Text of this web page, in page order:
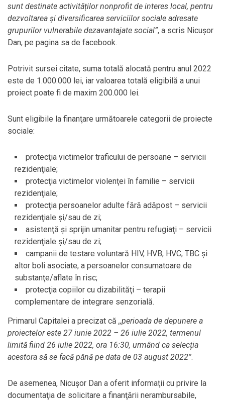
sunt destinate activităților nonprofit de interes local, pentru
dezvoltarea și diversificarea serviciilor sociale adresate
grupurilor vulnerabile dezavantajate social”, a scris Nicușor
Dan, pe pagina sa de facebook.
Potrivit sursei citate, suma totală alocată pentru anul 2022
este de 1.000.000 lei, iar valoarea totală eligibilă a unui
proiect poate fi de maxim 200.000 lei.
Sunt eligibile la finanţare următoarele categorii de proiecte
sociale:
protecţia victimelor traficului de persoane – servicii
rezidenţiale;
protecţia victimelor violenţei în familie – servicii
rezidenţiale;
protecţia persoanelor adulte fără adăpost – servicii
rezidenţiale şi/sau de zi;
asistenţă şi sprijin umanitar pentru refugiaţi – servicii
rezidenţiale şi/sau de zi;
campanii de testare voluntară HIV, HVB, HVC, TBC şi
altor boli asociate, a persoanelor consumatoare de
substanţe/aflate în risc;
protecţia copiilor cu dizabilităţi – terapii
complementare de integrare senzorială.
Primarul Capitalei a precizat că ,,perioada de depunere a
proiectelor este 27 iunie 2022 – 26 iulie 2022, termenul
limită fiind 26 iulie 2022, ora 16:30, urmând ca selecția
acestora să se facă până pe data de 03 august 2022”.
De asemenea, Nicuşor Dan a oferit informaţii cu privire la
documentaţia de solicitare a finanţării nerambursabile,